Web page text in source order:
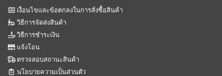
เงื่อนไขและข้อตกลงในการสั่งซื้อสินค้า
วิธีการจัดส่งสินค้า
วิธีการชำระเงิน
แจ้งโอน
ตรวจสอบสถานะสินค้า
นโยบายความเป็นส่วนตัว